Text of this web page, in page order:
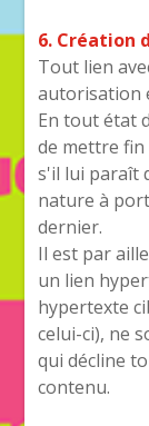
6. Création
Tout lien
autorisation
En tout état
de mettre
s'il lui paraît
nature à
dernier.
Il est par
un lien
hypertexte
celui-ci), ne
qui décline
contenu.